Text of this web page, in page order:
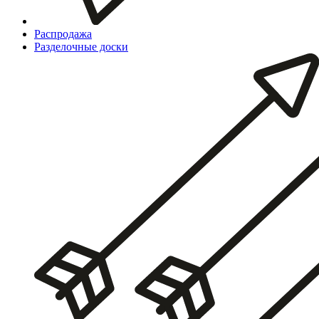
Распродажа
Разделочные доски